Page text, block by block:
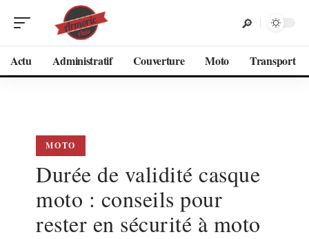
Actu Administratif Couverture Moto Transport
MOTO
Durée de validité casque
moto : conseils pour
rester en sécurité à moto